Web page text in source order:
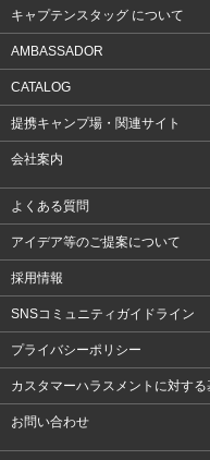
キャプテンスタッグ について
AMBASSADOR
CATALOG
提携キャンプ場・関連サイト
会社案内
よくある質問
アイデア等のご提案について
採用情報
SNSコミュニティガイドライン
プライバシーポリシー
カスタマーハラスメントに対す
お問い合わせ